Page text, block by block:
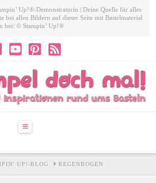
Up!®-Demonstratorin | Deine Quelle für alles
bei allen Bildern auf dieser Seite mit Bastelmaterial
bei: © Stampin’ Up!®
Navigation
UP!-BLOG REGENBOGEN